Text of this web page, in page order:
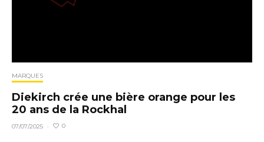
MARQUES
Diekirch crée une bière orange pour les
20 ans de la Rockhal
07/07/2025 · 0